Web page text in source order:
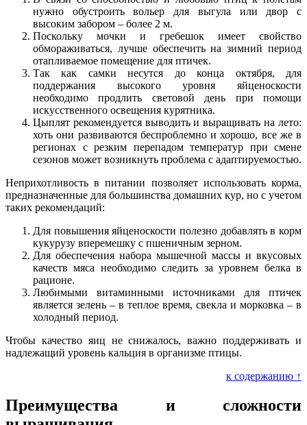
нужно обустроить вольер для выгула или двор с
высоким забором – более 2 м.
Поскольку мочки и гребешок имеет свойство
обмораживаться, лучше обеспечить на зимний период
отапливаемое помещение для птичек.
Так как самки несутся до конца октября, для
поддержания высокого уровня яйценоскости
необходимо продлить световой день при помощи
искусственного освещения курятника.
Цыплят рекомендуется выводить и выращивать на лето:
хоть они развиваются беспроблемно и хорошо, все же в
регионах с резким перепадом температур при смене
сезонов может возникнуть проблема с адаптируемостью.
Неприхотливость в питании позволяет использовать корма,
предназначенные для большинства домашних кур, но с учетом
таких рекомендаций:
Для повышения яйценоскости полезно добавлять в корм
кукурузу вперемешку с пшеничным зерном.
Для обеспечения набора мышечной массы и вкусовых
качеств мяса необходимо следить за уровнем белка в
рационе.
Любимыми витаминными источниками для птичек
является зелень – в теплое время, свекла и морковка – в
холодный период.
Чтобы качество яиц не снижалось, важно поддерживать и
надлежащий уровень кальция в организме птицы.
к содержанию ↑
Преимущества и сложности